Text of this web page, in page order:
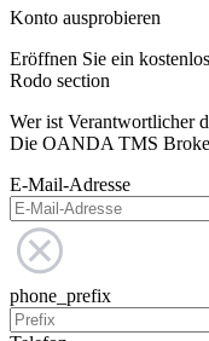
Konto ausprobieren
Eröffnen Sie ein
Rodo section
Wer ist Verantwortlicher
Die OANDA TMS
E-Mail-Adresse
phone_prefix